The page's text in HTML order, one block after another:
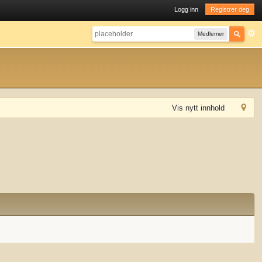
Logg inn Registrer deg
Medlemer
Vis nytt innhold